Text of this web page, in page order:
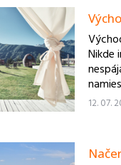
Nikde
12. 07.